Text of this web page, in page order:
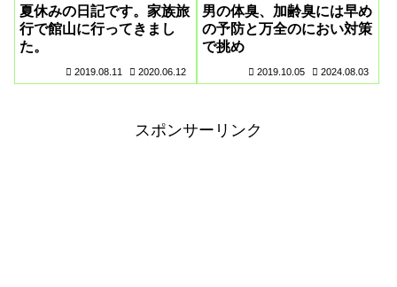
夏休みの日記です。家族旅
行で館山に行ってきまし
た。
2019.08.11 2020.06.12
男の体臭、加齢臭には早め
の予防と万全のにおい対策
で挑め
2019.10.05 2024.08.03
スポンサーリンク